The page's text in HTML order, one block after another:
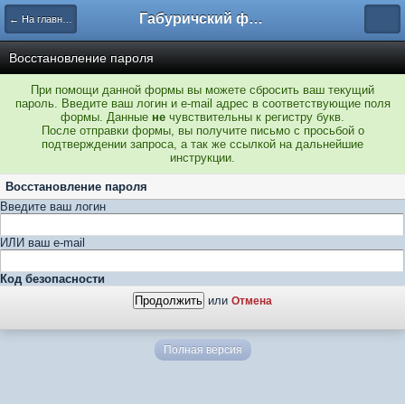
← На главную Габуричский форум
Восстановление пароля
При помощи данной формы вы можете сбросить ваш текущий
пароль. Введите ваш логин и e-mail адрес в соответствующие поля
формы. Данные не чувствительны к регистру букв.
После отправки формы, вы получите письмо с просьбой о
подтверждении запроса, а так же ссылкой на дальнейшие
инструкции.
Восстановление пароля
Введите ваш логин
ИЛИ ваш e-mail
Код безопасности
или Отмена
Полная версия